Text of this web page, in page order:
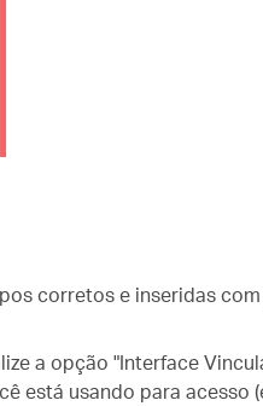
corretos e inseridas
a opção "Interface
está usando para acesso